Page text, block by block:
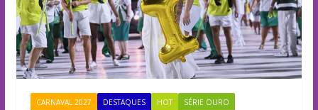
CARNAVAL 2027 DESTAQUES HOT
SÉRIE OURO